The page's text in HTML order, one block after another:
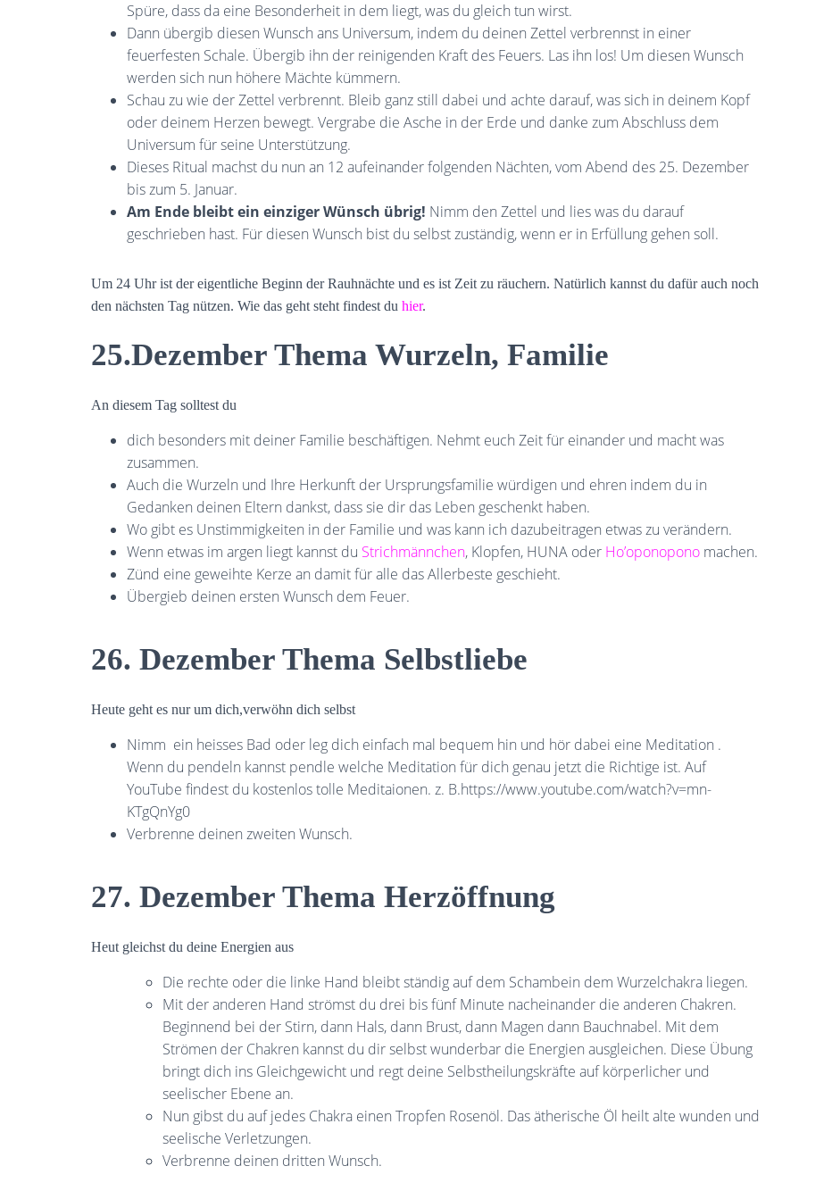
Spüre, dass da eine Besonderheit in dem liegt, was du gleich tun wirst.
Dann übergib diesen Wunsch ans Universum, indem du deinen Zettel verbrennst in einer
feuerfesten Schale. Übergib ihn der reinigenden Kraft des Feuers. Las ihn los! Um diesen Wunsch
werden sich nun höhere Mächte kümmern.
Schau zu wie der Zettel verbrennt. Bleib ganz still dabei und achte darauf, was sich in deinem Kopf
oder deinem Herzen bewegt. Vergrabe die Asche in der Erde und danke zum Abschluss dem
Universum für seine Unterstützung.
Dieses Ritual machst du nun an 12 aufeinander folgenden Nächten, vom Abend des 25. Dezember
bis zum 5. Januar.
Am Ende bleibt ein einziger Wünsch übrig! Nimm den Zettel und lies was du darauf
geschrieben hast. Für diesen Wunsch bist du selbst zuständig, wenn er in Erfüllung gehen soll.
Um 24 Uhr ist der eigentliche Beginn der Rauhnächte und es ist Zeit zu räuchern. Natürlich kannst du dafür auch noch
den nächsten Tag nützen. Wie das geht steht findest du hier.
25.Dezember Thema Wurzeln, Familie
An diesem Tag solltest du
dich besonders mit deiner Familie beschäftigen. Nehmt euch Zeit für einander und macht was
zusammen.
Auch die Wurzeln und Ihre Herkunft der Ursprungsfamilie würdigen und ehren indem du in
Gedanken deinen Eltern dankst, dass sie dir das Leben geschenkt haben.
Wo gibt es Unstimmigkeiten in der Familie und was kann ich dazubeitragen etwas zu verändern.
Wenn etwas im argen liegt kannst du Strichmännchen, Klopfen, HUNA oder Ho’oponopono machen.
Zünd eine geweihte Kerze an damit für alle das Allerbeste geschieht.
Übergieb deinen ersten Wunsch dem Feuer.
26. Dezember Thema Selbstliebe
Heute geht es nur um dich,verwöhn dich selbst
Nimm ein heisses Bad oder leg dich einfach mal bequem hin und hör dabei eine Meditation .
Wenn du pendeln kannst pendle welche Meditation für dich genau jetzt die Richtige ist. Auf
YouTube findest du kostenlos tolle Meditaionen. z. B.https://www.youtube.com/watch?v=mn-
KTgQnYg0
Verbrenne deinen zweiten Wunsch.
27. Dezember Thema Herzöffnung
Heut gleichst du deine Energien aus
Die rechte oder die linke Hand bleibt ständig auf dem Schambein dem Wurzelchakra liegen.
Mit der anderen Hand strömst du drei bis fünf Minute nacheinander die anderen Chakren.
Beginnend bei der Stirn, dann Hals, dann Brust, dann Magen dann Bauchnabel. Mit dem
Strömen der Chakren kannst du dir selbst wunderbar die Energien ausgleichen. Diese Übung
bringt dich ins Gleichgewicht und regt deine Selbstheilungskräfte auf körperlicher und
seelischer Ebene an.
Nun gibst du auf jedes Chakra einen Tropfen Rosenöl. Das ätherische Öl heilt alte wunden und
seelische Verletzungen.
Verbrenne deinen dritten Wunsch.